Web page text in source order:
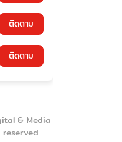
ติดตาม
ติดตาม
& Media